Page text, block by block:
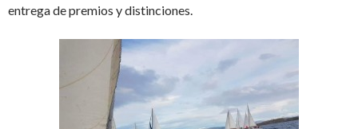
entrega de premios y distinciones.